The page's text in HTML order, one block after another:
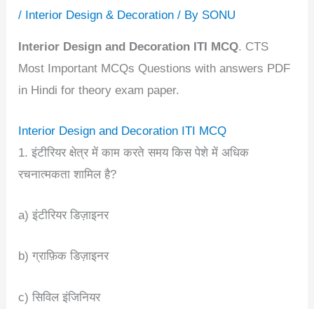
/ Interior Design & Decoration / By SONU
Interior Design and Decoration ITI MCQ. CTS
Most Important MCQs Questions with answers PDF
in Hindi for theory exam paper.
Interior Design and Decoration ITI MCQ
1. इंटीरियर क्षेत्र में काम करते समय किस पेशे में अधिक
रचनात्मकता शामिल है?
a) इंटीरियर डिज़ाइनर
b) ग्राफ़िक डिज़ाइनर
c) सिविल इंजिनियर